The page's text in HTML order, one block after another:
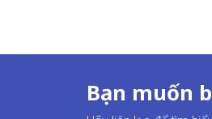
Bạn muốn